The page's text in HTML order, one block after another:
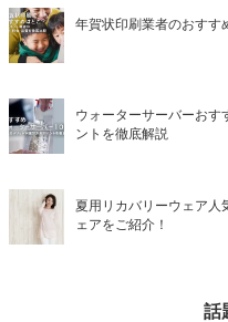
年賀状印刷業者のおすす
ウォーターサーバーおす
ントを徹底解説
夏用リカバリーウェア人
ェアをご紹介！
話